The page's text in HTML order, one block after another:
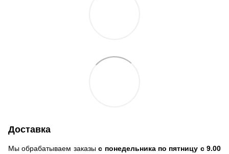
Доставка
Мы обрабатываем заказыс понедельника по пятницу с 9.00